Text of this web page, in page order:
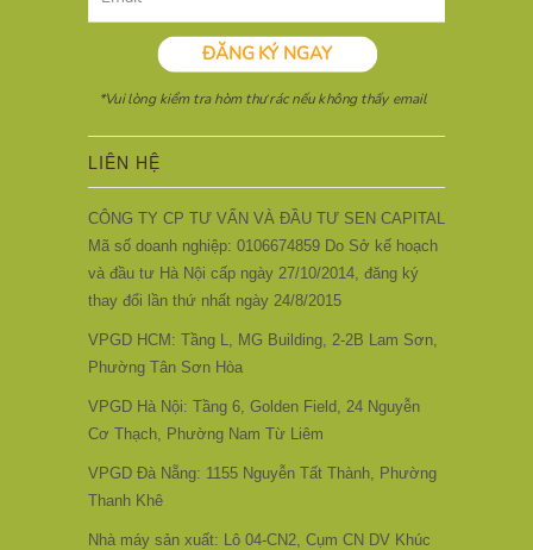
LIÊN HỆ
CÔNG TY CP TƯ VẤN VÀ ĐẦU TƯ SEN CAPITAL
Mã số doanh nghiệp: 0106674859 Do Sở kế hoạch
và đầu tư Hà Nội cấp ngày 27/10/2014, đăng ký
thay đổi lần thứ nhất ngày 24/8/2015
VPGD HCM: Tầng L, MG Building, 2-2B Lam Sơn,
Phường Tân Sơn Hòa
VPGD Hà Nội: Tầng 6, Golden Field, 24 Nguyễn
Cơ Thạch, Phường Nam Từ Liêm
VPGD Đà Nẵng: 1155 Nguyễn Tất Thành, Phường
Thanh Khê
Nhà máy sản xuất: Lô 04-CN2, Cụm CN DV Khúc